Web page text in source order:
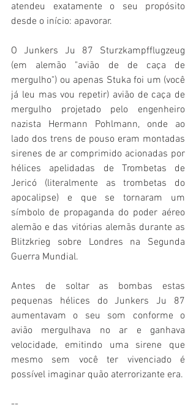
atendeu exatamente o seu propósito
desde o início: apavorar.
O Junkers Ju 87 Sturzkampfflugzeug
(em alemão "avião de de caça de
mergulho") ou apenas Stuka foi um (você
já leu mas vou repetir) avião de caça de
mergulho projetado pelo engenheiro
nazista Hermann Pohlmann, onde ao
lado dos trens de pouso eram montadas
sirenes de ar comprimido acionadas por
hélices apelidadas de Trombetas de
Jericó (literalmente as trombetas do
apocalipse) e que se tornaram um
símbolo de propaganda do poder aéreo
alemão e das vitórias alemãs durante as
Blitzkrieg sobre Londres na Segunda
Guerra Mundial.
Antes de soltar as bombas estas
pequenas hélices do Junkers Ju 87
aumentavam o seu som conforme o
avião mergulhava no ar e ganhava
velocidade, emitindo uma sirene que
mesmo sem você ter vivenciado é
possível imaginar quão aterrorizante era.
--